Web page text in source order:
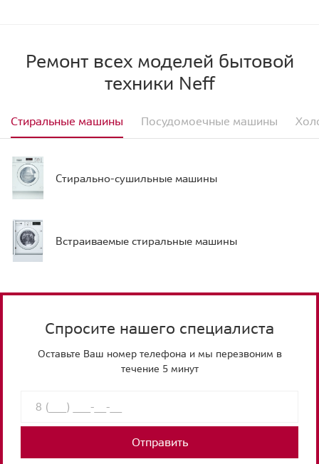
Ремонт всех моделей бытовой
техники Neff
Стиральные машины Посудомоечные машины
Стирально-сушильные машины
Встраиваемые стиральные машины
Спросите нашего специалиста
Оставьте Ваш номер телефона и мы перезвоним в
течение 5 минут
Отправить